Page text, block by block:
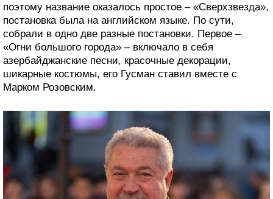
поэтому название оказалось простое – «Сверхзвезда»,
постановка была на английском языке. По сути,
собрали в одно две разные постановки. Первое –
«Огни большого города» – включало в себя
азербайджанские песни, красочные декорации,
шикарные костюмы, его Гусман ставил вместе с
Марком Розовским.